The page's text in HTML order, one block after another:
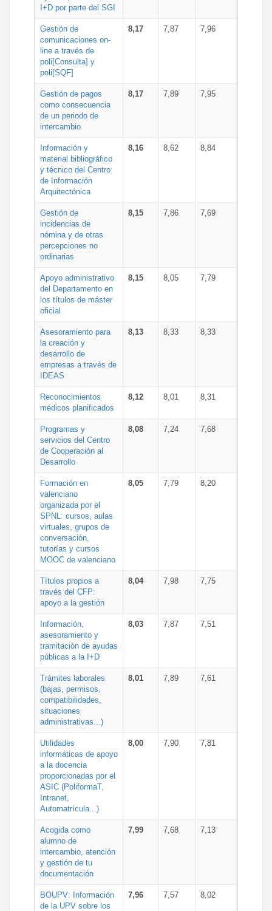
I+D por parte del SGI
Gestión de
comunicaciones on-
line a través de
poli[Consulta] y
poli[SQF]
8,17 7,87 7,96
Gestión de pagos
como consecuencia
de un periodo de
intercambio
8,17 7,89 7,95
Información y
material bibliográfico
y técnico del Centro
de Información
Arquitectónica
8,16 8,62 8,84
Gestión de
incidencias de
nómina y de otras
percepciones no
ordinarias
8,15 7,86 7,69
Apoyo administrativo
del Departamento en
los títulos de máster
oficial
8,15 8,05 7,79
Asesoramiento para
la creación y
desarrollo de
empresas a través de
IDEAS
8,13 8,33 8,33
Reconocimientos
médicos planificados
8,12 8,01 8,31
Programas y
servicios del Centro
de Cooperación al
Desarrollo
8,08 7,24 7,68
Formación en
valenciano
organizada por el
SPNL: cursos, aulas
virtuales, grupos de
conversación,
tutorías y cursos
MOOC de valenciano
8,05 7,79 8,20
Títulos propios a
través del CFP:
apoyo a la gestión
8,04 7,98 7,75
Información,
asesoramiento y
tramitación de ayudas
públicas a la I+D
8,03 7,87 7,51
Trámites laborales
(bajas, permisos,
compatibilidades,
situaciones
administrativas...)
8,01 7,89 7,61
Utilidades
informáticas de apoyo
a la docencia
proporcionadas por el
ASIC (PoliformaT,
Intranet,
Automatrícula...)
8,00 7,90 7,81
Acogida como
alumno de
intercambio, atención
y gestión de tu
documentación
7,99 7,68 7,13
BOUPV: Información
de la UPV sobre los
7,96 7,57 8,02